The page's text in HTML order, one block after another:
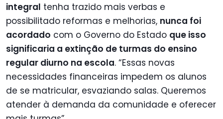
integral tenha trazido mais verbas e
possibilitado reformas e melhorias, nunca foi
acordado com o Governo do Estado que isso
significaria a extinção de turmas do ensino
regular diurno na escola. “Essas novas
necessidades financeiras impedem os alunos
de se matricular, esvaziando salas. Queremos
atender à demanda da comunidade e oferecer